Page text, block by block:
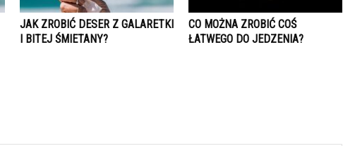
JAK ZROBIĆ DESER Z GALARETKI
I BITEJ ŚMIETANY?
CO MOŻNA ZROBIĆ COŚ
ŁATWEGO DO JEDZENIA?